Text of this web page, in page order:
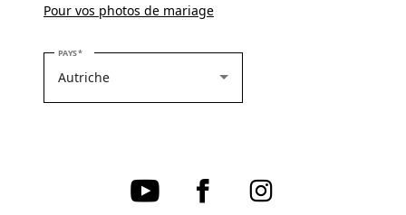
Pour vos photos de mariage
PAYSVEUILLEZ SÉLECTIONNER VOTRE PAYS